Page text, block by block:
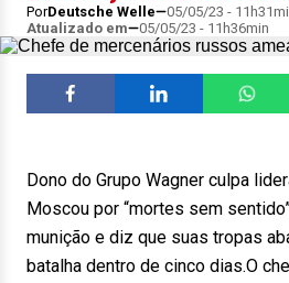
PorDeutsche Welle 05/05/23 -
Atualizado em
05/05/23 - 11h36min
Dono do Grupo Wagner culpa
Moscou por “mortes sem
munição e diz que suas tropas
batalha dentro de cinco dias.O